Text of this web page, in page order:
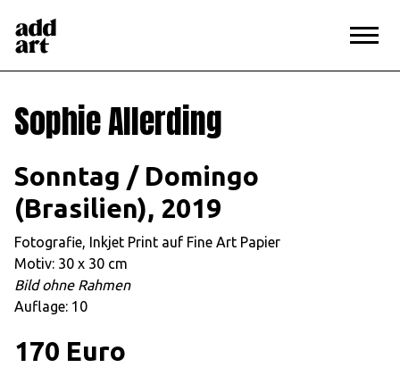
Edition
Sophie Allerding
Sonntag / Domingo
(Brasilien), 2019
Fotografie, Inkjet Print auf Fine Art Papier
Motiv: 30 x 30 cm
Bild ohne Rahmen
Auflage: 10
170 Euro